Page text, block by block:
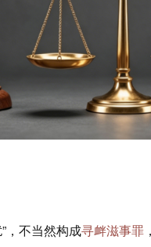
，不当然构成寻衅滋事罪